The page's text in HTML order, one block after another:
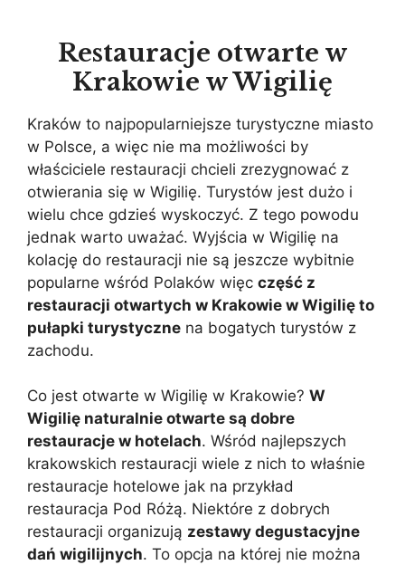
Restauracje otwarte w
Krakowie w Wigilię
Kraków to najpopularniejsze turystyczne miasto
w Polsce, a więc nie ma możliwości by
właściciele restauracji chcieli zrezygnować z
otwierania się w Wigilię. Turystów jest dużo i
wielu chce gdzieś wyskoczyć. Z tego powodu
jednak warto uważać. Wyjścia w Wigilię na
kolację do restauracji nie są jeszcze wybitnie
popularne wśród Polaków więc część z
restauracji otwartych w Krakowie w Wigilię to
pułapki turystyczne na bogatych turystów z
zachodu.
Co jest otwarte w Wigilię w Krakowie? W
Wigilię naturalnie otwarte są dobre
restauracje w hotelach. Wśród najlepszych
krakowskich restauracji wiele z nich to właśnie
restauracje hotelowe jak na przykład
restauracja Pod Różą. Niektóre z dobrych
restauracji organizują zestawy degustacyjne
dań wigilijnych. To opcja na której nie można